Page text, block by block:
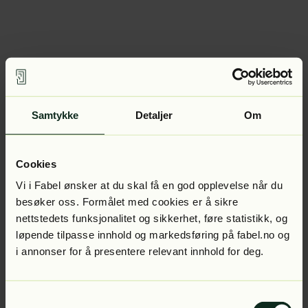
Samtykke Detaljer Om
Cookies
Vi i Fabel ønsker at du skal få en god opplevelse når du
besøker oss. Formålet med cookies er å sikre
nettstedets funksjonalitet og sikkerhet, føre statistikk, og
løpende tilpasse innhold og markedsføring på fabel.no og
i annonser for å presentere relevant innhold for deg.